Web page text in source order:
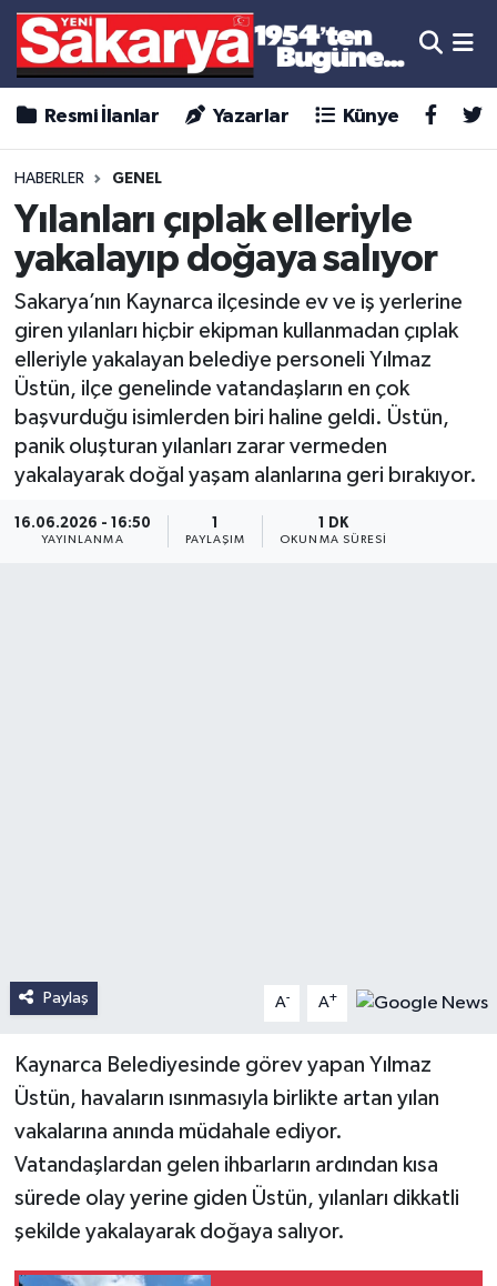
Resmi İlanlar Yazarlar Künye
HABERLER GENEL
Yılanları çıplak elleriyle
yakalayıp doğaya salıyor
Sakarya’nın Kaynarca ilçesinde ev ve iş yerlerine
giren yılanları hiçbir ekipman kullanmadan çıplak
elleriyle yakalayan belediye personeli Yılmaz
Üstün, ilçe genelinde vatandaşların en çok
başvurduğu isimlerden biri haline geldi. Üstün,
panik oluşturan yılanları zarar vermeden
yakalayarak doğal yaşam alanlarına geri bırakıyor.
16.06.2026 - 16:50
YAYINLANMA PAYLAŞIM
1 DK
OKUNMA SÜRESI
Paylaş A- A+
Kaynarca Belediyesinde görev yapan Yılmaz
Üstün, havaların ısınmasıyla birlikte artan yılan
vakalarına anında müdahale ediyor.
Vatandaşlardan gelen ihbarların ardından kısa
sürede olay yerine giden Üstün, yılanları dikkatli
şekilde yakalayarak doğaya salıyor.